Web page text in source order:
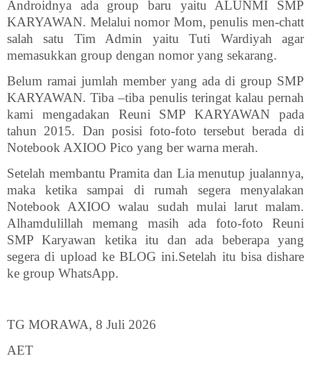
Androidnya ada group baru yaitu ALUNMI SMP
KARYAWAN. Melalui nomor Mom, penulis men-chatt
salah satu Tim Admin yaitu Tuti Wardiyah agar
memasukkan group dengan nomor yang sekarang.
Belum ramai jumlah member yang ada di group SMP
KARYAWAN. Tiba –tiba penulis teringat kalau pernah
kami mengadakan Reuni SMP KARYAWAN pada
tahun 2015. Dan posisi foto-foto tersebut berada di
Notebook AXIOO Pico yang ber warna merah.
Setelah membantu Pramita dan Lia menutup jualannya,
maka ketika sampai di rumah segera menyalakan
Notebook AXIOO walau sudah mulai larut malam.
Alhamdulillah memang masih ada foto-foto Reuni
SMP Karyawan ketika itu dan ada beberapa yang
segera di upload ke BLOG ini.Setelah itu bisa dishare
ke group WhatsApp.
TG MORAWA, 8 Juli 2026
AET